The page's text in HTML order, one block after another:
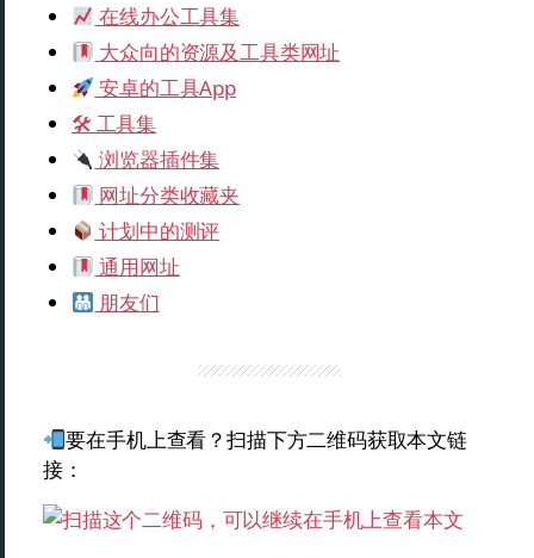
在线办公工具集
大众向的资源及工具类网址
安卓的工具App
🛠 工具集
浏览器插件集
网址分类收藏夹
计划中的测评
通用网址
朋友们
要在手机上查看？扫描下方二维码获取本文链
接：